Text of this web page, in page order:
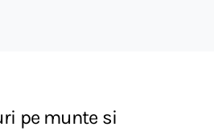
pe munte si